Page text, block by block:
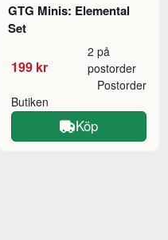
GTG Minis: Elemental
Set
199 kr
2 på
postorder
Butiken
Postorder
Köp